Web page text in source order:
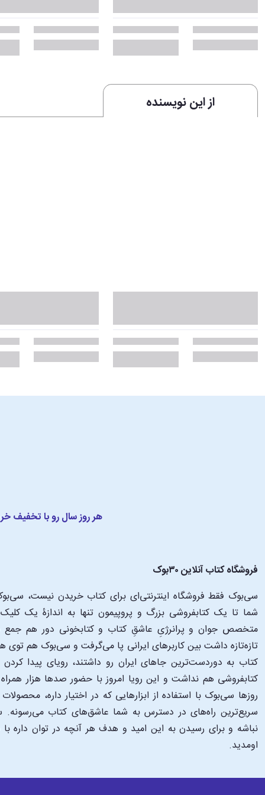
از این نویسنده
هر روز سال رو با تخفیف
فروشگاه کتاب آنلاین ۳۰بوک
سی‌بوک فقط فروشگاه اینترنتی‌ای برای کتاب خریدن نیست،
متخصص جوان و پرانرژیِ عاشقِ کتاب و کتابخونی دور هم جمع
تازه‌تازه داشت بین کاربرهای ایرانی پا می‌گرفت و سی‌بوک هم
کتاب به دوردست‌ترین جاهای ایران رو داشتند، رویای پیدا
کتابفروشی هم نداشت و این رویا امروز با حضور صدها هزار
‌روزها سی‌بوک با استفاده از ابزارهایی که در اختیار داره،
سریع‌ترین راه‌های در دسترس به شما عاشق‌های کتاب می‌رسونه.
نباشه و برای رسیدن به این امید و هدف هر آنچه در توان
اومدید.